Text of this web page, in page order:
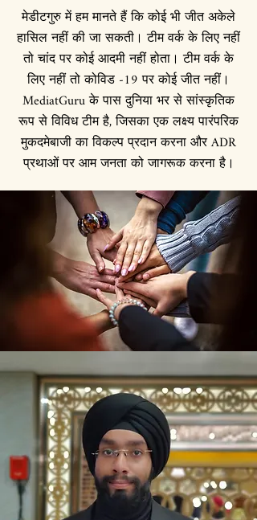
मेडीटगुरु में हम मानते हैं कि कोई भी जीत अकेले
हासिल नहीं की जा सकती। टीम वर्क के लिए नहीं
तो चांद पर कोई आदमी नहीं होता। टीम वर्क के
लिए नहीं तो कोविड -19 पर कोई जीत नहीं।
MediatGuru के पास दुनिया भर से सांस्कृतिक
रूप से विविध टीम है, जिसका एक लक्ष्य पारंपरिक
मुकदमेबाजी का विकल्प प्रदान करना और ADR
प्रथाओं पर आम जनता को जागरूक करना है।